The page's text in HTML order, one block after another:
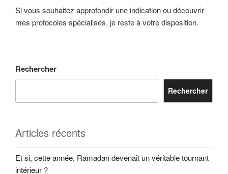
Si vous souhaitez approfondir une indication ou découvrir
mes protocoles spécialisés, je reste à votre disposition.
Rechercher
Rechercher
Articles récents
Et si, cette année, Ramadan devenait un véritable tournant
intérieur ?